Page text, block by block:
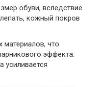
обуви, вследствие
кожный покров
материалов, что
эффекта.
усиливается